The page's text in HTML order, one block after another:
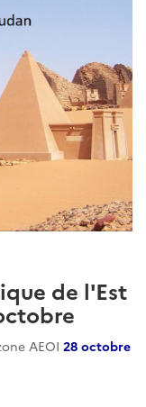
de l'Est
AEOI 28 octobre